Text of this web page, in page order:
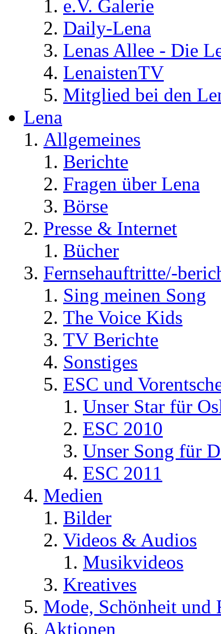
e.V. Galerie
Daily-Lena
Lenas Allee - Die
LenaistenTV
Mitglied bei den
Lena
Allgemeines
Berichte
Fragen über Lena
Börse
Presse & Internet
Bücher
Fernsehauftritte/-
Sing meinen Song
The Voice Kids
TV Berichte
Sonstiges
ESC und
Unser Star für
ESC 2010
Unser Song für
ESC 2011
Medien
Bilder
Videos & Audios
Musikvideos
Kreatives
Mode, Schönheit und
Aktionen